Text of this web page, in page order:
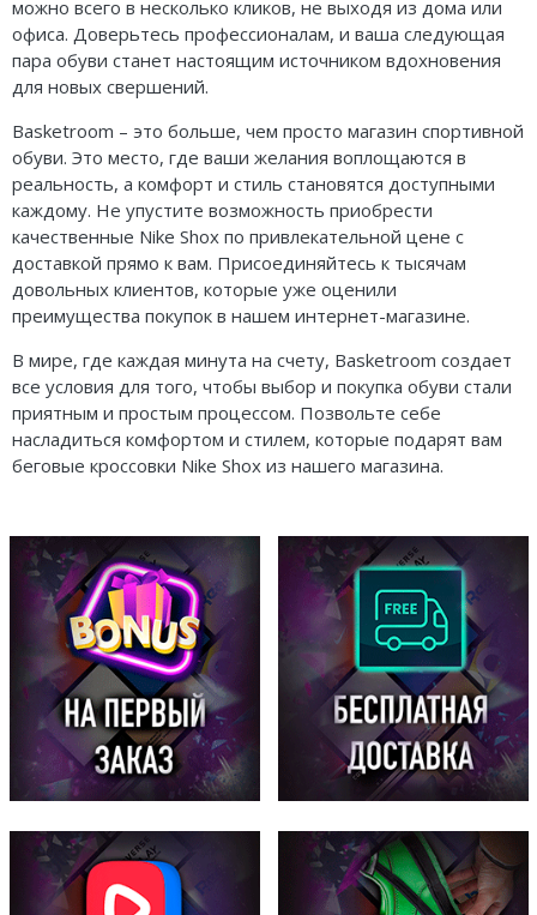
можно всего в несколько кликов, не выходя из дома или
офиса. Доверьтесь профессионалам, и ваша следующая
пара обуви станет настоящим источником вдохновения
для новых свершений.
Basketroom – это больше, чем просто магазин спортивной
обуви. Это место, где ваши желания воплощаются в
реальность, а комфорт и стиль становятся доступными
каждому. Не упустите возможность приобрести
качественные Nike Shox по привлекательной цене с
доставкой прямо к вам. Присоединяйтесь к тысячам
довольных клиентов, которые уже оценили
преимущества покупок в нашем интернет-магазине.
В мире, где каждая минута на счету, Basketroom создает
все условия для того, чтобы выбор и покупка обуви стали
приятным и простым процессом. Позвольте себе
насладиться комфортом и стилем, которые подарят вам
беговые кроссовки Nike Shox из нашего магазина.